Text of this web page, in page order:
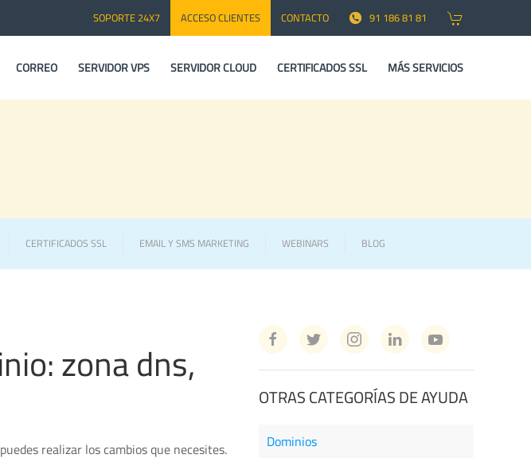
SOPORTE 24X7 ACCESO CLIENTES CONTACTO 91 186 81 81
CORREO SERVIDOR VPS SERVIDOR CLOUD CERTIFICADOS SSL MÁS SERVICIOS
CERTIFICADOS SSL EMAIL Y SMS MARKETING WEBINARS BLOG
zona dns,
realizar los cambios que necesites.
OTRAS CATEGORÍAS DE AYUDA
Dominios